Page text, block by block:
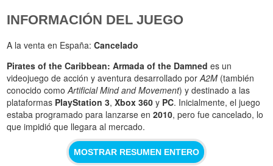
INFORMACIÓN DEL JUEGO
A la venta en España:Cancelado
Pirates of the Caribbean: Armada of the Damned es un
videojuego de acción y aventura desarrollado porA2M (también
conocido comoArtificial Mind and Movement) y destinado a las
plataformas PlayStation 3,Xbox 360 y PC. Inicialmente, el juego
estaba programado para lanzarse en2010, pero fue cancelado, lo
que impidió que llegara al mercado.
MOSTRAR RESUMEN ENTERO